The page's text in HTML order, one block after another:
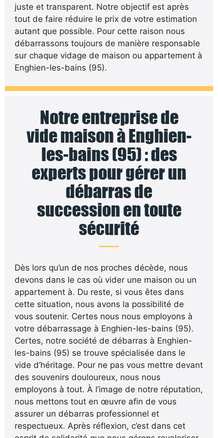
juste et transparent. Notre objectif est après
tout de faire réduire le prix de votre estimation
autant que possible. Pour cette raison nous
débarrassons toujours de manière responsable
sur chaque vidage de maison ou appartement à
Enghien-les-bains (95).
Notre entreprise de
vide maison à Enghien-
les-bains (95) : des
experts pour gérer un
débarras de
succession en toute
sécurité
Dès lors qu’un de nos proches décède, nous
devons dans le cas où vider une maison ou un
appartement à. Du reste, si vous êtes dans
cette situation, nous avons la possibilité de
vous soutenir. Certes nous nous employons à
votre débarrassage à Enghien-les-bains (95).
Certes, notre société de débarras à Enghien-
les-bains (95) se trouve spécialisée dans le
vide d’héritage. Pour ne pas vous mettre devant
des souvenirs douloureux, nous nous
employons à tout. À l’image de notre réputation,
nous mettons tout en œuvre afin de vous
assurer un débarras professionnel et
respectueux. Après réflexion, c’est dans cet